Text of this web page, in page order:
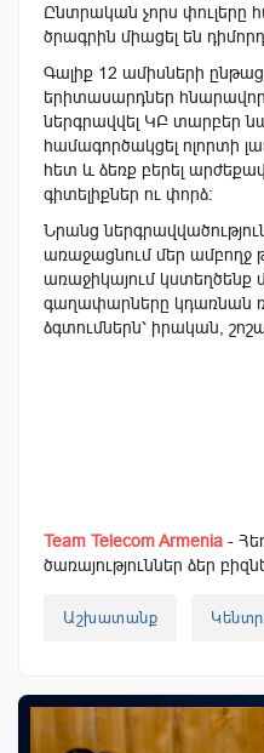
Ընտրական չորս փուլերը
ծրագրին միացել են
Գալիք 12 ամիսների
երիտասարդներ
ներգրավվել ԿԲ տարբեր
համագործակցել ոլորտի
հետ և ձեռք բերել
գիտելիքներ ու փորձ։
Նրանց
առաջացնում մեր ամբողջ
առաջիկայում կստեղծենք
գաղափարները կդառնան
ձգտումներն՝ իրական,
Team Telecom Armenia -
ծառայություններ ձեր
Աշխատանք